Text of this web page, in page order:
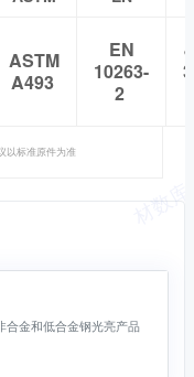
ASTM
A493
EN
10263-
2
以标准原件为准
合金和低合金钢光亮产品